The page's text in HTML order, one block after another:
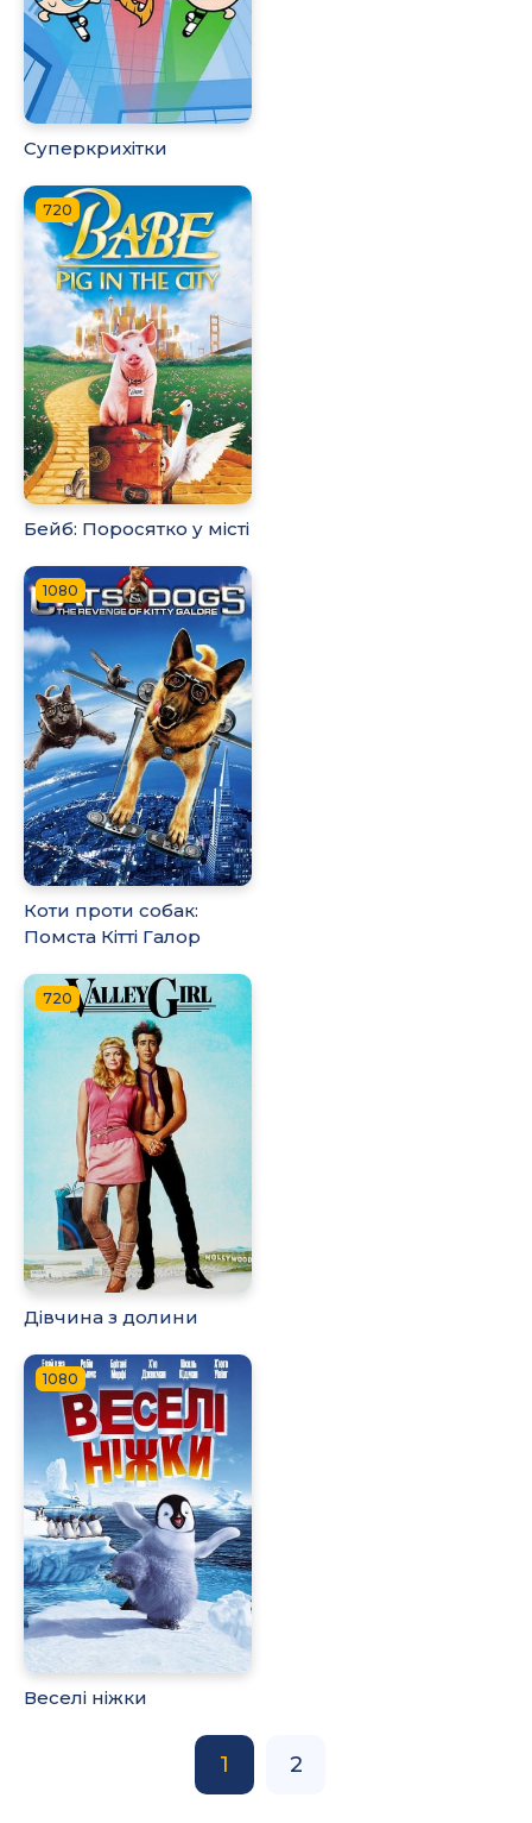
Суперкрихітки
720
Бейб: Поросятко у місті
1080
Коти проти собак:
Помста Кітті Галор
720
Дівчина з долини
1080
Веселі ніжки
1 2